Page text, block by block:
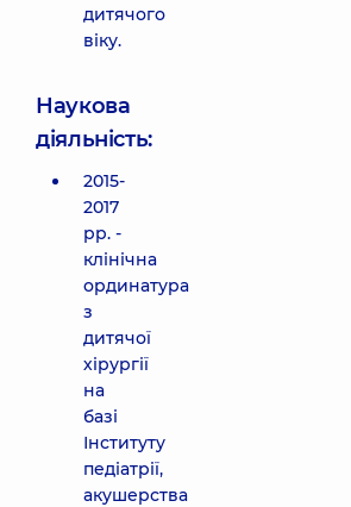
дитячого
віку.
Наукова
діяльність:
2015-
2017
рр. -
клінічна
ординатура
з
дитячої
хірургії
на
базі
Інституту
педіатрії,
акушерства